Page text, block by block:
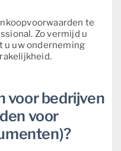
te
Zo vermijd u
u uw onderneming
voor bedrijven
voor